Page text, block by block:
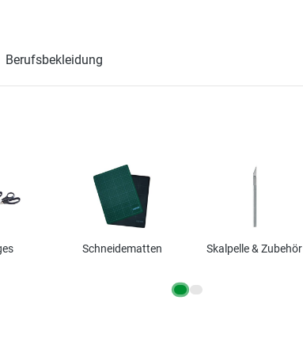
Berufsbekleidung
Schneidematten Skalpelle & Zubehör